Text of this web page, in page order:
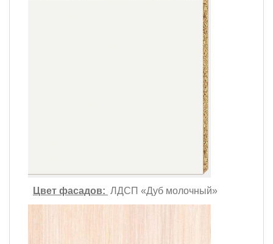
Цвет фасадов: ЛДСП «Дуб молочный»